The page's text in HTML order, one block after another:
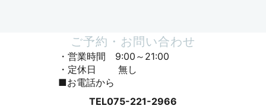
ご予約・お問い合わせ
・営業時間 9:00～21:00
・定休日 無し
■お電話から
TEL075-221-2966